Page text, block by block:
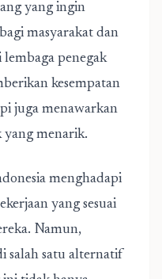
yang ingin
masyarakat dan
penegak
kesempatan
juga menawarkan
yang menarik.
menghadapi
yang sesuai
Namun,
salah satu alternatif